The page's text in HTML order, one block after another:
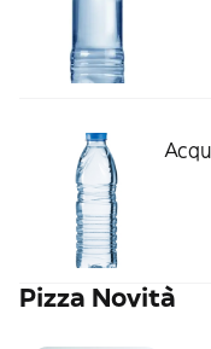
Pizza Novità